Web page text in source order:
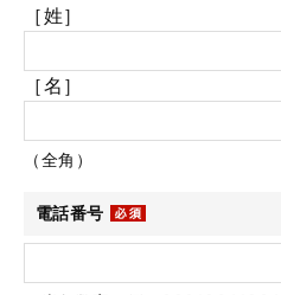
［姓］
［名］
（全角）
電話番号